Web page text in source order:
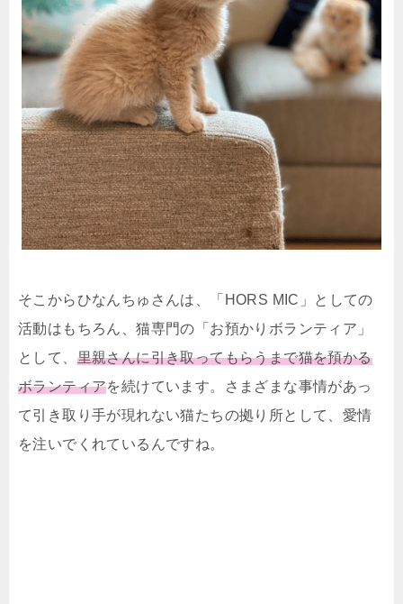
そこからひなんちゅさんは、「HORS MIC」としての
活動はもちろん、猫専門の「お預かりボランティア」
として、 里親さんに引き取ってもらうまで猫を預かる
ボランティアを続けています。さまざまな事情があっ
て引き取り手が現れない猫たちの拠り所として、愛情
を注いでくれているんですね。